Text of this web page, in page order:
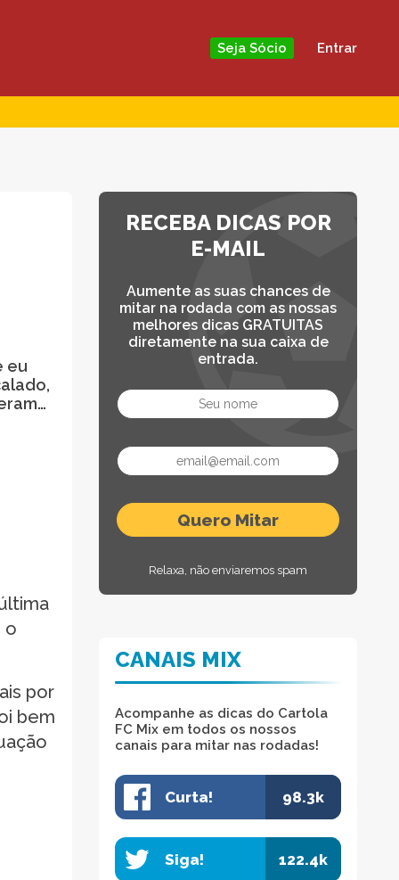
Seja Sócio Entrar
eu
o
por
bem
RECEBA DICAS POR
E-MAIL
Aumente as suas chances de
mitar na rodada com as nossas
melhores dicas GRATUITAS
diretamente na sua caixa de
entrada.
Relaxa, não enviaremos spam
CANAIS MIX
Acompanhe as dicas do Cartola
FC Mix em todos os nossos
canais para mitar nas rodadas!
Curta! 98.3k
Siga! 122.4k